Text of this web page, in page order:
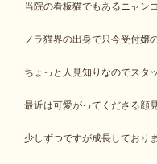
当院の看板猫でもあるニャン
ノラ猫界の出身で只今受付嬢
ちょっと人見知りなのでスタ
最近は可愛がってくださる顔
少しずつですが成長しており